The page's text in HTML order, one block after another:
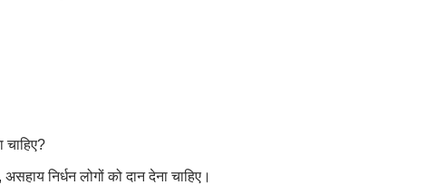
चाहिए?
निर्धन लोगों को दान देना चाहिए।